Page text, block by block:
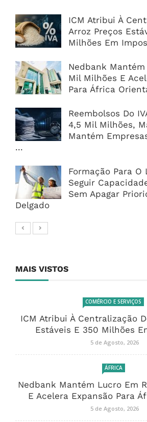
ICM Atribui À
Arroz Preços
Milhões Em
Nedbank
Mil Milhões E
Para África
Reembolsos Do
4,5 Mil Milhões,
Mantém
...
Formação Para O
Seguir
Sem Apagar
Delgado
MAIS VISTOS
COMÉRCIO E SERVIÇOS
ICM Atribui À Centralização
Estáveis E 350 Milhões
5 de Agosto, 2026
ÁFRICA
Nedbank Mantém Lucro Em
E Acelera Expansão Para
5 de Agosto, 2026